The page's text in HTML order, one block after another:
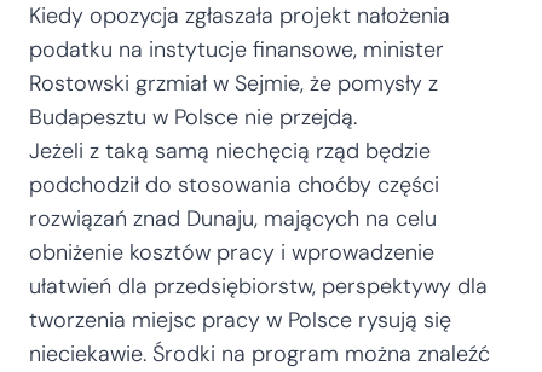
Kiedy opozycja zgłaszała projekt nałożenia
podatku na instytucje finansowe, minister
Rostowski grzmiał w Sejmie, że pomysły z
Budapesztu w Polsce nie przejdą.
Jeżeli z taką samą niechęcią rząd będzie
podchodził do stosowania choćby części
rozwiązań znad Dunaju, mających na celu
obniżenie kosztów pracy i wprowadzenie
ułatwień dla przedsiębiorstw, perspektywy dla
tworzenia miejsc pracy w Polsce rysują się
nieciekawie. Środki na program można znaleźć